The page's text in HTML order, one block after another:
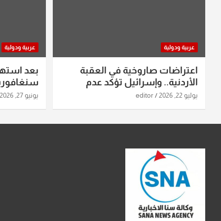
عربية ودولية
اعتراضات صاروخية في العقبة
الأردنية.. وإسرائيل تؤكد عدم
استهدافها
يوليو 22, 2026 editor
عربية ودولية
بعد
ومواقع
يونيو 27, 2026